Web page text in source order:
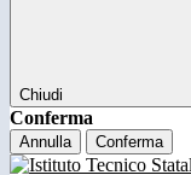
Chiudi
Conferma
Annulla Conferma